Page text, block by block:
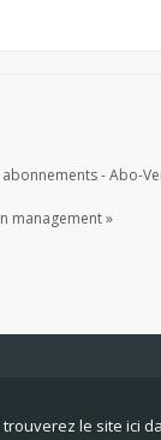
- Abo-
management »
le site ici